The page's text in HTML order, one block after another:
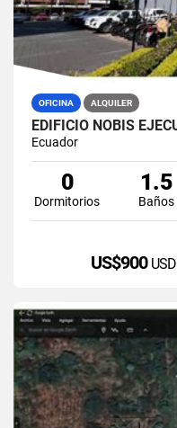
OFICINA ALQUILER
Ecuador
0
Dormitorios
1.5
Baños
US$900 USD